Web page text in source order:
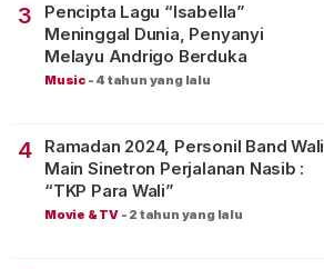
3
Pencipta Lagu “Isabella”
Meninggal Dunia, Penyanyi
Melayu Andrigo Berduka
Music - 4 tahun yang lalu
4
Ramadan 2024, Personil Band Wali
Main Sinetron Perjalanan Nasib :
“TKP Para Wali”
Movie & TV - 2 tahun yang lalu